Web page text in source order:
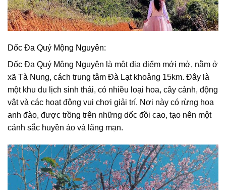
Dốc Đa Quý Mộng Nguyên:
Dốc Đa Quý Mộng Nguyên là một địa điểm mới mở, nằm ở
xã Tà Nung, cách trung tâm Đà Lạt khoảng 15km. Đây là
một khu du lịch sinh thái, có nhiều loại hoa, cây cảnh, động
vật và các hoạt động vui chơi giải trí. Nơi này có rừng hoa
anh đào, được trồng trên những dốc đồi cao, tạo nên một
cảnh sắc huyền ảo và lãng mạn.